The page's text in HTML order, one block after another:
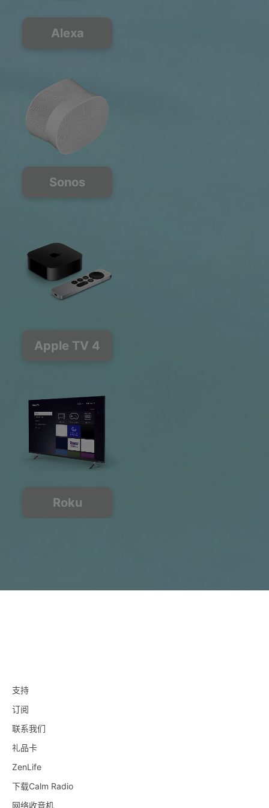
Alexa
Sonos
Apple TV 4
Roku
支持
订阅
联系我们
礼品卡
ZenLife
下载Calm Radio
网络收音机